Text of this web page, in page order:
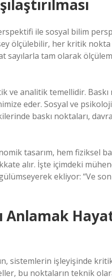
ile sosyal bilim
ölçülebilir, her kritik nokta
sayılarla tam olarak
ve analitik temellidir.
eder. Sosyal ve
baskı noktaları,
tasarım, hem fiziksel
alır. İşte içimdeki
ekliyor: “Ve
Anlamak
sistemlerin işleyişinde
bu noktaların teknik